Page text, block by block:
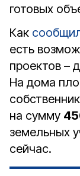
готовых
Как
есть
проектов –
На дома
на сумму
земельных
сейчас.